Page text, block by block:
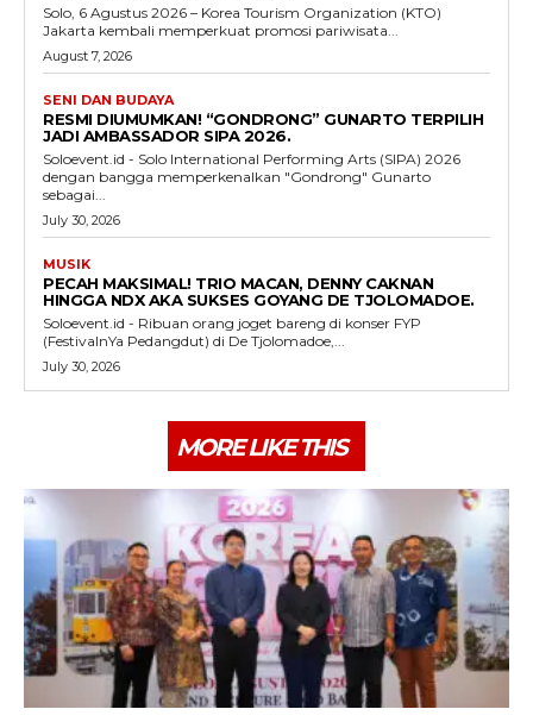
Solo, 6 Agustus 2026 – Korea Tourism Organization (KTO)
Jakarta kembali memperkuat promosi pariwisata...
August 7, 2026
SENI DAN BUDAYA
RESMI DIUMUMKAN! “GONDRONG” GUNARTO TERPILIH
JADI AMBASSADOR SIPA 2026.
Soloevent.id - Solo International Performing Arts (SIPA) 2026
dengan bangga memperkenalkan "Gondrong" Gunarto
sebagai...
July 30, 2026
MUSIK
PECAH MAKSIMAL! TRIO MACAN, DENNY CAKNAN
HINGGA NDX AKA SUKSES GOYANG DE TJOLOMADOE.
Soloevent.id - Ribuan orang joget bareng di konser FYP
(FestivalnYa Pedangdut) di De Tjolomadoe,...
July 30, 2026
MORE LIKE THIS